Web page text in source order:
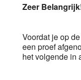
Zeer
Voordat je op
een proef
het volgende in